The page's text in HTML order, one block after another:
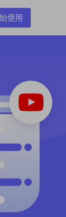
使用